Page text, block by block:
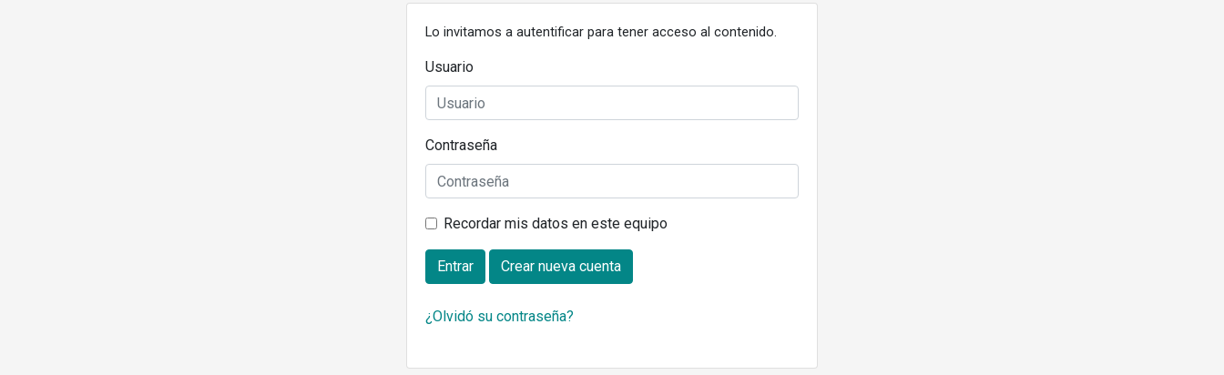
Lo invitamos a autentificar para tener acceso al contenido.
Usuario
Contraseña
Recordar mis datos en este equipo
Entrar Crear nueva cuenta
¿Olvidó su contraseña?